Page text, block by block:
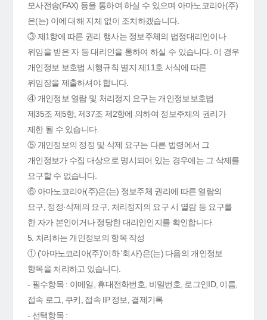
모사전송(FAX) 등을 통하여 하실 수 있으며 아마노코리아(주)
은(는) 이에 대해 지체 없이 조치하겠습니다.
③ 제1항에 따른 권리 행사는 정보주체의 법정대리인이나
위임을 받은 자 등 대리인을 통하여 하실 수 있습니다. 이 경우
개인정보 보호법 시행규칙 별지 제11호 서식에 따른
위임장을 제출하셔야 합니다.
④ 개인정보 열람 및 처리정지 요구는 개인정보보호법
제35조 제5항, 제37조 제2항에 의하여 정보주체의 권리가
제한 될 수 있습니다.
⑤ 개인정보의 정정 및 삭제 요구는 다른 법령에서 그
개인정보가 수집 대상으로 명시되어 있는 경우에는 그 삭제를
요구할 수 없습니다.
⑥ 아마노코리아(주)은(는) 정보주체 권리에 따른 열람의
요구, 정정·삭제의 요구, 처리정지의 요구 시 열람 등 요구를
한 자가 본인이거나 정당한 대리인인지를 확인합니다.
5. 처리하는 개인정보의 항목 작성
① ('아마노코리아(주)'이하 '회사')은(는) 다음의 개인정보
항목을 처리하고 있습니다.
- 필수항목 : 이메일, 휴대전화번호, 비밀번호, 로그인ID, 이름,
접속 로그, 쿠키, 접속 IP 정보, 결제기록
- 선택항목 :